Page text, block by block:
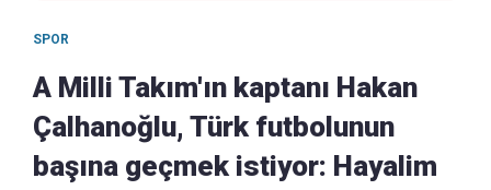
SPOR
A Milli Takım'ın kaptanı Hakan
Çalhanoğlu, Türk futbolunun
başına geçmek istiyor: Hayalim